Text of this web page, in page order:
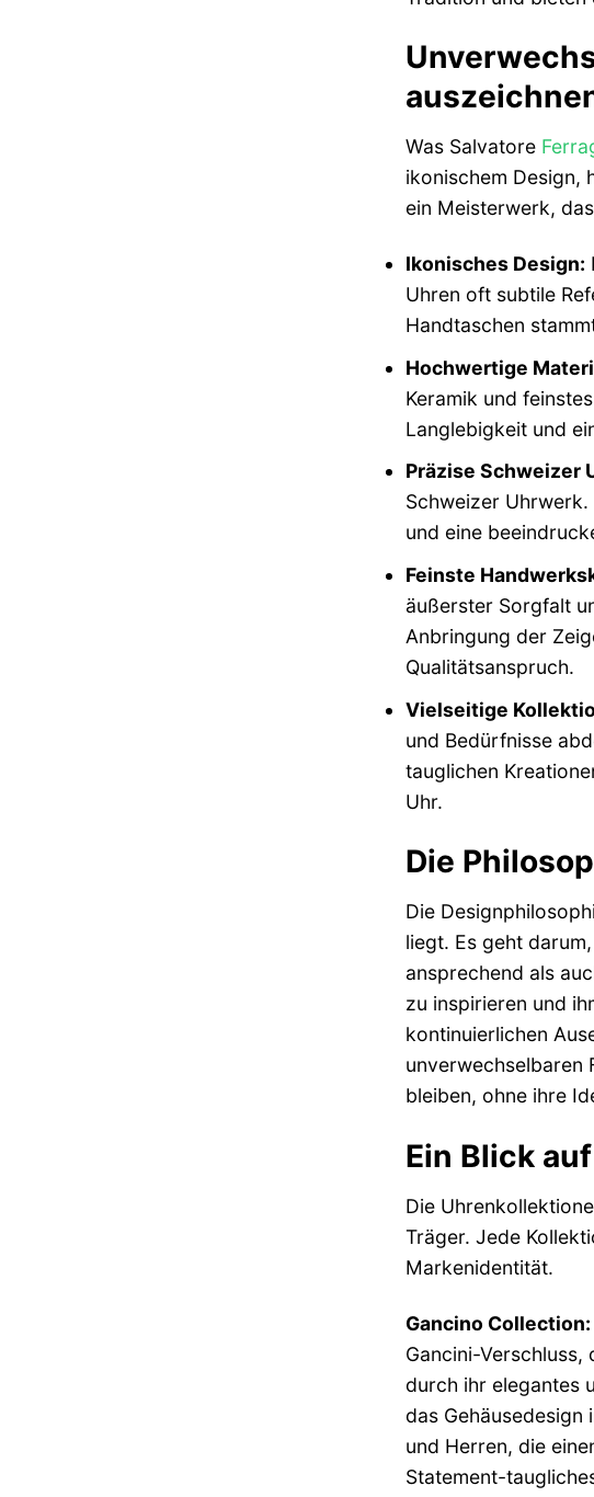
Was Salvatore
ikonischem Design,
ein Meisterwerk,
Ikonisches Design:
Uhren oft subtile
Handtaschen
Hochwertige
Keramik und
Langlebigkeit und
Präzise Schweizer
Schweizer
und eine
Feinste
äußerster Sorgfalt
Anbringung der
Qualitätsanspruch.
Vielseitige
und Bedürfnisse
tauglichen
Uhr.
Die
Die
liegt. Es geht
ansprechend als
zu inspirieren und
kontinuierlichen
unverwechselbaren
bleiben, ohne ihre
Ein Blick
Die
Träger. Jede
Markenidentität.
Gancino Collection:
Gancini-Verschluss,
durch ihr elegantes
das
und Herren, die
Statement-